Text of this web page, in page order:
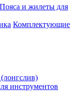
Пояса и жилеты для
Комплектующие
инструментов